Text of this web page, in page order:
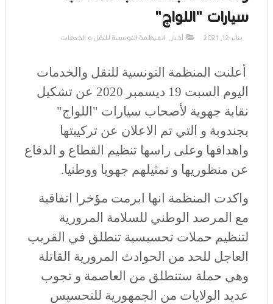
سيارات "اللواج‎"
يناير 12, 2021 أخبار , المنظمة التونسية للنقل و الخدمات
أعلنت المنظمة التونسية للنقل والخدمات
اليوم السبت 19 ديسمبر 2020 عن تشكيل
نقابة جهوية لأصحاب سيارات "اللواج"
بجندوبة و التي تم الاعلان عن تركيبتها
واهدافها وعلى راسها تنظيم القطاع و الدفاع
عن منظوريها و تمثيلهم جهويا ووطنيا.
واكدت المنظمة انها ابرمت مؤخرا اتفاقية
مع المرصد الوطني للسلامة المرورية
لتنظيم حملات تحسيسية تنطلق في القريب
العاجل للحد من الحوادث المرورية القاتلة
وهي حملة ستنطلق من العاصمة و تجوب
عديد الولايات من الجمهورية للتحسيس